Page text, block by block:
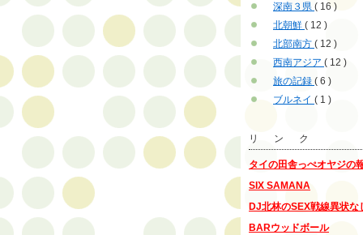
深南３県 ( 16 )
北朝鮮 ( 12 )
北部南方 ( 12 )
西南アジア ( 12 )
旅の記録 ( 6 )
ブルネイ ( 1 )
リ ン ク
タイの田舎っぺオヤジの
SIX SAMANA
DJ北林のSEX戦線異状な
BARウッドボール